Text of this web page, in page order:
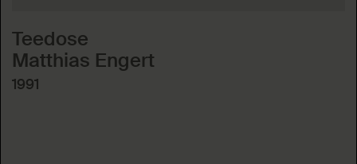
Teedose
Matthias Engert
1991